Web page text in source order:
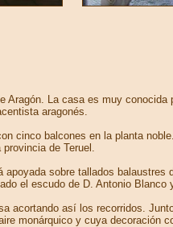
La casa es muy
aragonés.
cinco balcones en la planta
de Teruel.
sobre tallados
el escudo de D. Antonio Blanco
acortando así los recorridos.
monárquico y cuya decoración